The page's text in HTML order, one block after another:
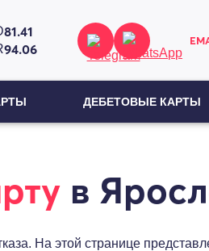
81.41
94.06
ДЕБЕТОВЫЕ КАРТЫ
в
На этой странице